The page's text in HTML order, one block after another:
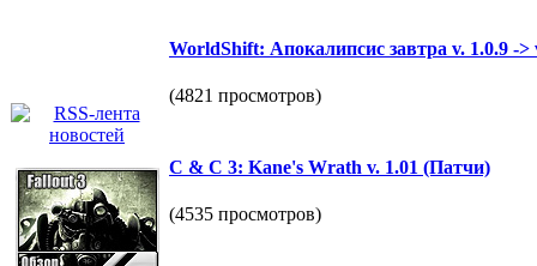
WorldShift: Апокалипсис завтра v. 1.0.9 ->
(4821 просмотров)
C & C 3: Kane's Wrath v. 1.01 (Патчи)
(4535 просмотров)